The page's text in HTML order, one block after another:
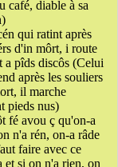
café, diable à sa
qui ratint après
d'in môrt, i route
a pîds discôs (Celui
après les souliers
il marche
pieds nus)
fé avou ç qu'on-a
n'a rén, on-a râde
faire avec ce
et si on n'a rien, on